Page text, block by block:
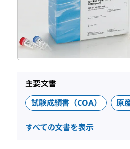
主要文書
試験成績書（COA）
原
すべての文書を表示